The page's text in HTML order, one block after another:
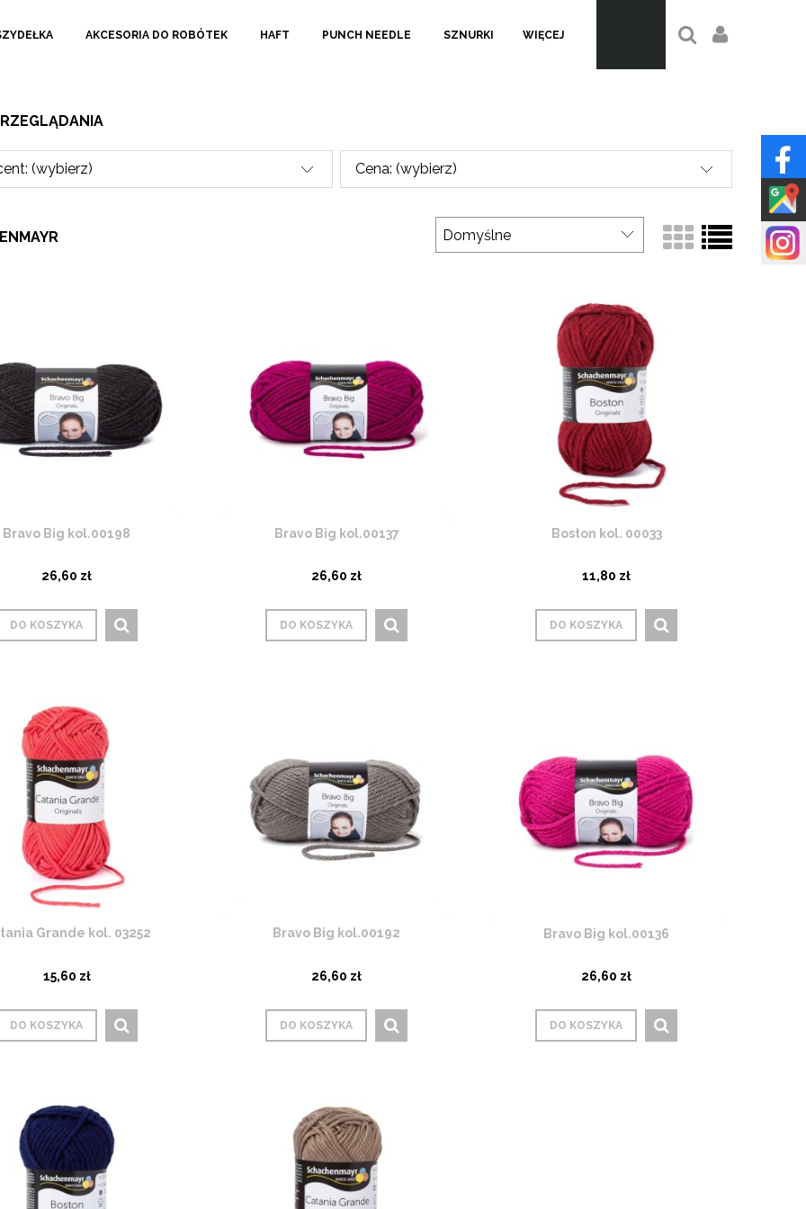
AKCESORIA DO ROBÓTEK HAFT PUNCH NEEDLE SZNURKI WIĘCEJ
(wybierz) Cena: (wybierz)
Bravo Big kol.00198
26,60 zł
DO KOSZYKA
Bravo Big kol.00137
26,60 zł
DO KOSZYKA
Boston kol. 00033
11,80 zł
DO KOSZYKA
Grande kol. 03252
15,60 zł
DO KOSZYKA
Bravo Big kol.00192
26,60 zł
DO KOSZYKA
Bravo Big kol.00136
26,60 zł
DO KOSZYKA